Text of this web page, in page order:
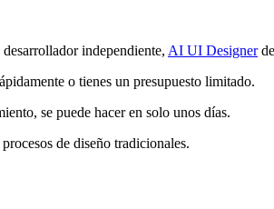
independiente, AI UI Designer
o tienes un presupuesto limitado.
se puede hacer en solo unos días.
de diseño tradicionales.